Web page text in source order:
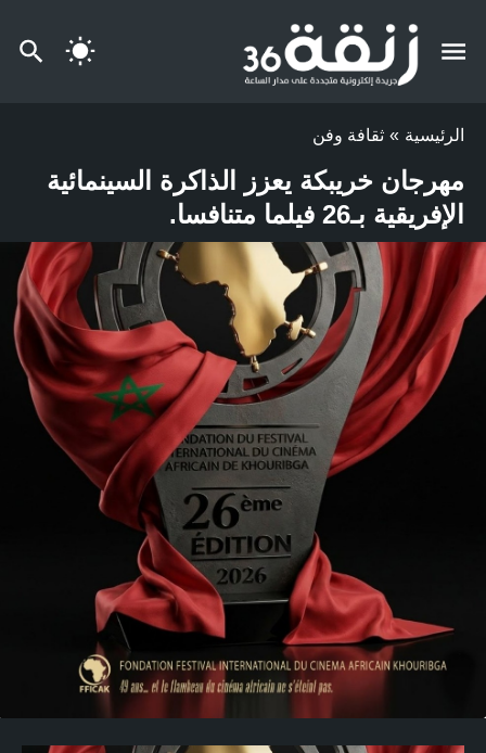
الرئيسية » ثقافة وفن
مهرجان خريبكة يعزز الذاكرة السينمائية
الإفريقية بـ26 فيلما متنافسا.